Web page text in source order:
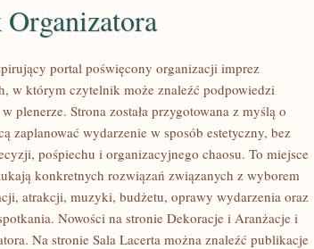
portal poświęcony organizacji imprez
w którym czytelnik może znaleźć podpowiedzi
plenerze. Strona została przygotowana z myślą o
zaplanować wydarzenie w sposób estetyczny, bez
pośpiechu i organizacyjnego chaosu. To miejsce
konkretnych rozwiązań związanych z wyborem
atrakcji, muzyki, budżetu, oprawy wydarzenia oraz
Nowości na stronie Dekoracje i Aranżacje i
Na stronie Sala Lacerta można znaleźć publikacje